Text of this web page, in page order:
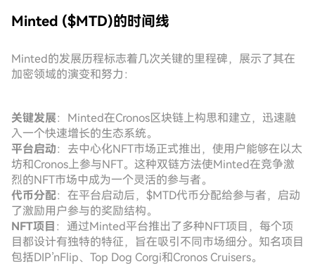
Minted ($MTD)的时间线
Minted的发展历程标志着几次关键的里程碑，展示了其在
加密领域的演变和努力：
关键发展：Minted在Cronos区块链上构思和建立，迅速融
入一个快速增长的生态系统。
平台启动：去中心化NFT市场正式推出，使用户能够在以太
坊和Cronos上参与NFT。这种双链方法使Minted在竞争激
烈的NFT市场中成为一个灵活的参与者。
代币分配：在平台启动后，$MTD代币分配给参与者，启动
了激励用户参与的奖励结构。
NFT项目 ：通过Minted平台推出了多种NFT项目，每个项
目都设计有独特的特征，旨在吸引不同市场细分。知名项目
包括DIP’nFlip、Top Dog Corgi和Cronos Cruisers。